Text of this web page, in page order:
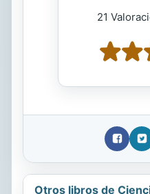
21
Otros libros de